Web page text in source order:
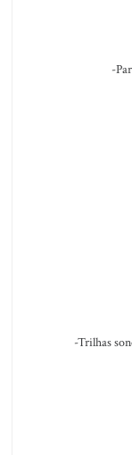
-
-Trilhas